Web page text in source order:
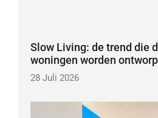
Slow Living: de trend die
woningen worden
28 Juli 2026